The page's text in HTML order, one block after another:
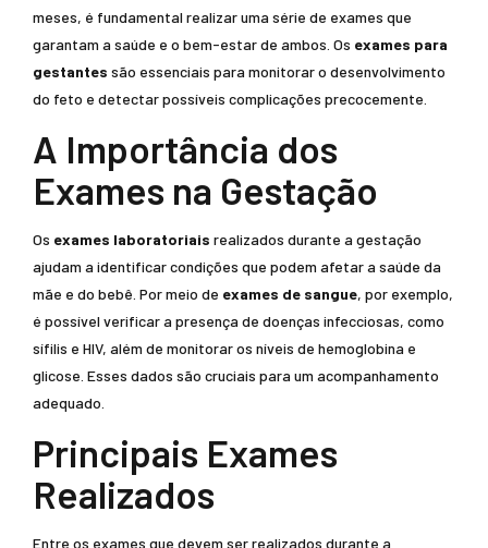
meses, é fundamental realizar uma série de exames que
garantam a saúde e o bem-estar de ambos. Os exames para
gestantes são essenciais para monitorar o desenvolvimento
do feto e detectar possíveis complicações precocemente.
A Importância dos
Exames na Gestação
Os exames laboratoriais realizados durante a gestação
ajudam a identificar condições que podem afetar a saúde da
mãe e do bebê. Por meio de exames de sangue, por exemplo,
é possível verificar a presença de doenças infecciosas, como
sífilis e HIV, além de monitorar os níveis de hemoglobina e
glicose. Esses dados são cruciais para um acompanhamento
adequado.
Principais Exames
Realizados
Entre os exames que devem ser realizados durante a